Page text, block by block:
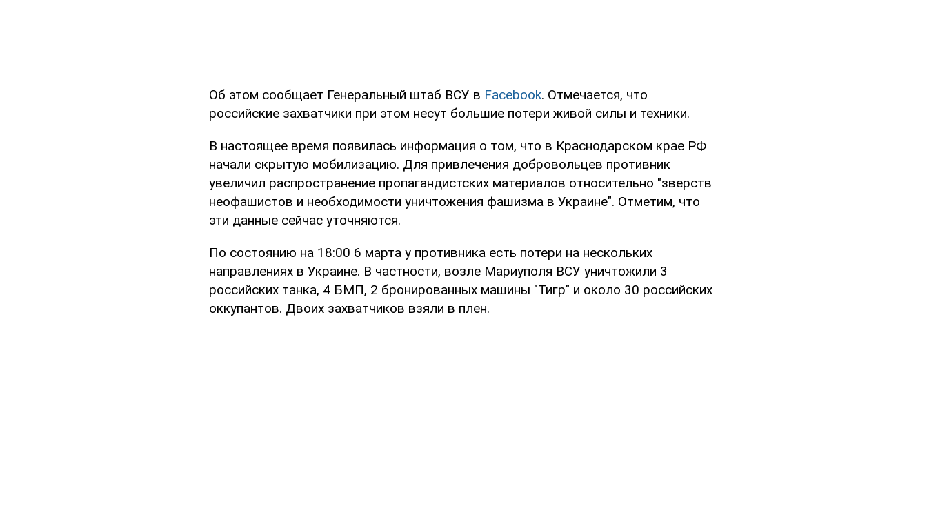
Об этом сообщает Генеральный штаб ВСУ в Facebook. Отмечается, что
российские захватчики при этом несут большие потери живой силы и техники.
В настоящее время появилась информация о том, что в Краснодарском крае РФ
начали скрытую мобилизацию. Для привлечения добровольцев противник
увеличил распространение пропагандистских материалов относительно "зверств
неофашистов и необходимости уничтожения фашизма в Украине". Отметим, что
эти данные сейчас уточняются.
По состоянию на 18:00 6 марта у противника есть потери на нескольких
направлениях в Украине. В частности, возле Мариуполя ВСУ уничтожили 3
российских танка, 4 БМП, 2 бронированных машины "Тигр" и около 30 российских
оккупантов. Двоих захватчиков взяли в плен.